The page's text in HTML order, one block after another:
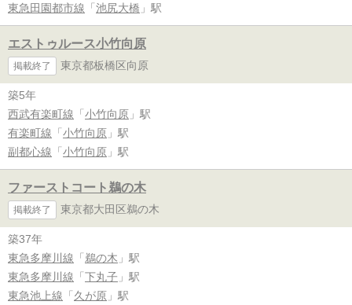
東急田園都市線 「 池尻大橋 」駅
エストゥルース小竹向原
掲載終了 東京都板橋区向原
築5年
西武有楽町線 「 小竹向原 」駅
有楽町線 「 小竹向原 」駅
副都心線 「 小竹向原 」駅
ファーストコート鵜の木
掲載終了 東京都大田区鵜の木
築37年
東急多摩川線 「 鵜の木 」駅
東急多摩川線 「 下丸子 」駅
東急池上線 「 久が原 」駅